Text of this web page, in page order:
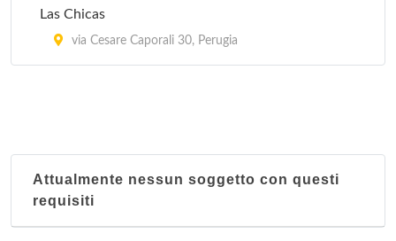
Las Chicas
via Cesare Caporali 30, Perugia
Attualmente nessun soggetto con questi
requisiti